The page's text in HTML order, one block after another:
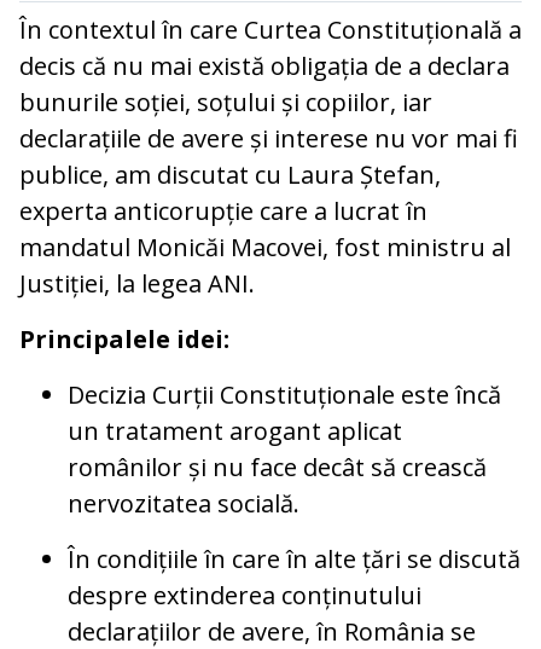
În contextul în care Curtea Constituțională a
decis că nu mai există obligația de a declara
bunurile soției, soțului și copiilor, iar
declarațiile de avere și interese nu vor mai fi
publice, am discutat cu Laura Ștefan,
experta anticorupție care a lucrat în
mandatul Monicăi Macovei, fost ministru al
Justiției, la legea ANI.
Principalele idei:
Decizia Curții Constituționale este încă
un tratament arogant aplicat
românilor și nu face decât să crească
nervozitatea socială.
În condițiile în care în alte țări se discută
despre extinderea conținutului
declarațiilor de avere, în România se